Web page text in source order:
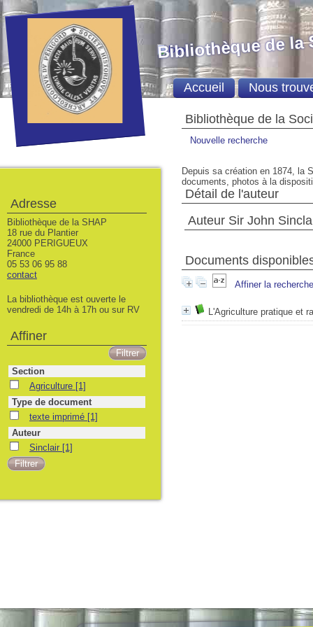
Bibliothèque de la
Nouvelle recherche
Depuis sa création en 1874, la
documents, photos à la
Détail de l'auteur
Auteur Sir John
Documents
Affiner la recherche
L'Agriculture pratique et
Bibliothèque de la
Accueil Nous
Adresse
Bibliothèque de la SHAP
18 rue du Plantier
24000 PERIGUEUX
France
05 53 06 95 88
contact
La bibliothèque est ouverte le
vendredi de 14h à 17h ou sur RV
Affiner
Section
Agriculture [1]
Type de document
texte imprimé [1]
Auteur
Sinclair [1]